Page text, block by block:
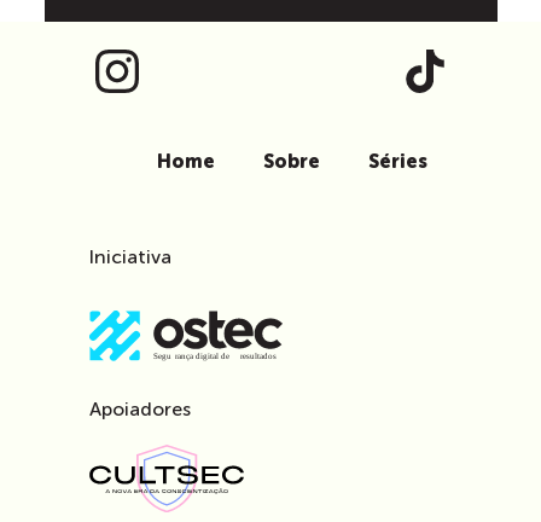
Home Sobre Séries
Iniciativa
Apoiadores